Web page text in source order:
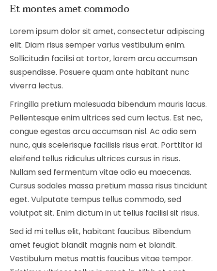
Et montes amet commodo
Lorem ipsum dolor sit amet, consectetur adipiscing
elit. Diam risus semper varius vestibulum enim.
Sollicitudin facilisi at tortor, lorem arcu accumsan
suspendisse. Posuere quam ante habitant nunc
viverra lectus.
Fringilla pretium malesuada bibendum mauris lacus.
Pellentesque enim ultrices sed cum lectus. Est nec,
congue egestas arcu accumsan nisl. Ac odio sem
nunc, quis scelerisque facilisis risus erat. Porttitor id
eleifend tellus ridiculus ultrices cursus in risus.
Nullam sed fermentum vitae odio eu maecenas.
Cursus sodales massa pretium massa risus tincidunt
eget. Vulputate tempus tellus commodo, sed
volutpat sit. Enim dictum in ut tellus facilisi sit risus.
Sed id mi tellus elit, habitant faucibus. Bibendum
amet feugiat blandit magnis nam et blandit.
Vestibulum metus mattis faucibus vitae tempor.